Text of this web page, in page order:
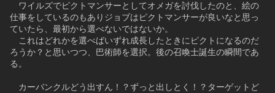
ワイルズでピクトマンサーとしてオメガを討伐したのと、絵の
仕事をしているのもありジョブはピクトマンサーが良いなと思っ
ていたら、最初から選べないではないか。
これはどれかを選べばいずれ成長したときにピクトになるのだ
ろうか？と思いつつ、巴術師を選択。後の召喚士誕生の瞬間であ
る。
カーバンクルどう出すん！？ずっと出しとく！？ターゲットど